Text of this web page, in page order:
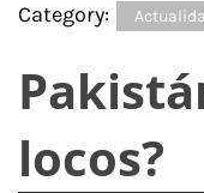
Category:
locos?